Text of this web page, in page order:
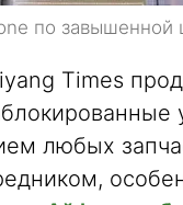
по завышенной
Times
любых